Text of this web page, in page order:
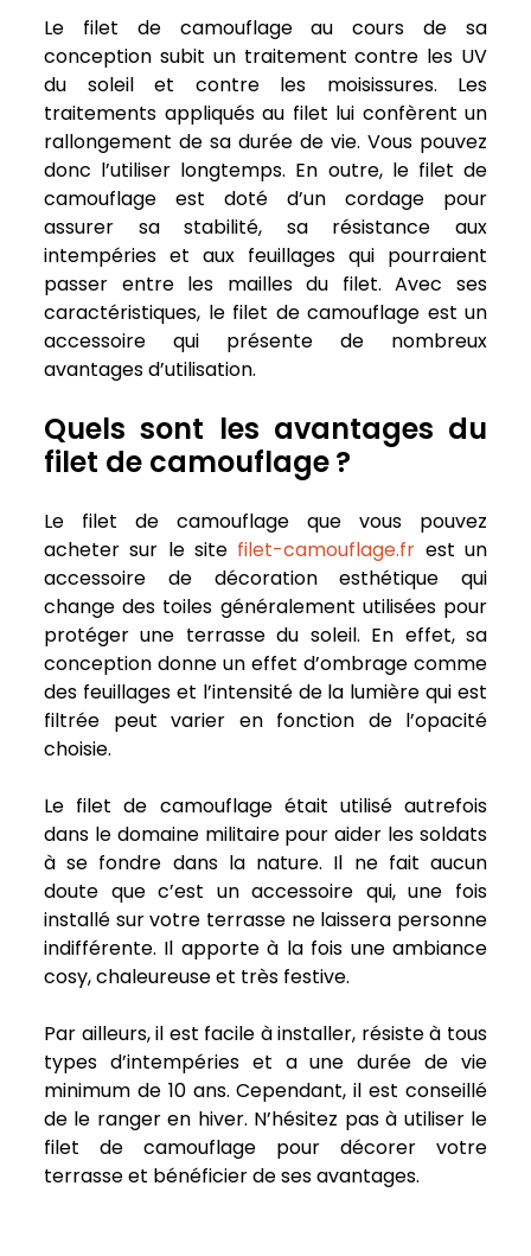
Le filet de camouflage au cours de sa
conception subit un traitement contre les UV
du soleil et contre les moisissures. Les
traitements appliqués au filet lui confèrent un
rallongement de sa durée de vie. Vous pouvez
donc l’utiliser longtemps. En outre, le filet de
camouflage est doté d’un cordage pour
assurer sa stabilité, sa résistance aux
intempéries et aux feuillages qui pourraient
passer entre les mailles du filet. Avec ses
caractéristiques, le filet de camouflage est un
accessoire qui présente de nombreux
avantages d’utilisation.
Quels sont les avantages du
filet de camouflage ?
Le filet de camouflage que vous pouvez
acheter sur le site filet-camouflage.fr est un
accessoire de décoration esthétique qui
change des toiles généralement utilisées pour
protéger une terrasse du soleil. En effet, sa
conception donne un effet d’ombrage comme
des feuillages et l’intensité de la lumière qui est
filtrée peut varier en fonction de l’opacité
choisie.
Le filet de camouflage était utilisé autrefois
dans le domaine militaire pour aider les soldats
à se fondre dans la nature. Il ne fait aucun
doute que c’est un accessoire qui, une fois
installé sur votre terrasse ne laissera personne
indifférente. Il apporte à la fois une ambiance
cosy, chaleureuse et très festive.
Par ailleurs, il est facile à installer, résiste à tous
types d’intempéries et a une durée de vie
minimum de 10 ans. Cependant, il est conseillé
de le ranger en hiver. N’hésitez pas à utiliser le
filet de camouflage pour décorer votre
terrasse et bénéficier de ses avantages.